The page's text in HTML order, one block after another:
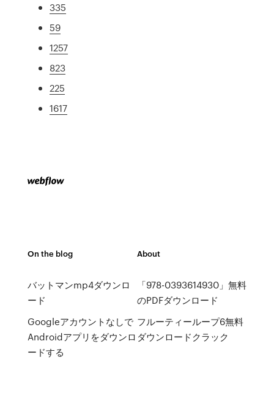
335
59
1257
823
225
1617
On the blog
バットマンmp4ダウンロ
ード
Googleアカウントなしで
Androidアプリをダウンロ
ードする
About
「978-0393614930」無料
のPDFダウンロード
フルーティーループ6無料
ダウンロードクラック